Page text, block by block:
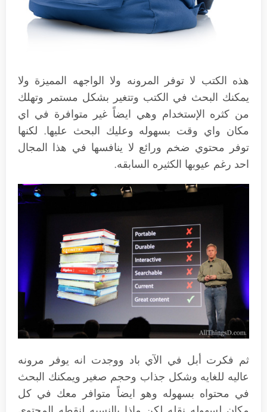
هذه الكتب لا توفر المرونه ولا الواجهه المميزة ولا
يمكنك البحث في الكتب وتتغير بشكل مستمر وتهلك
من كثره الإستخدام وهي ايضاً غير متوافرة في اي
مكان واي وقت بسهوله وعليك البحث عليها. لكنها
توفر محتوي ضخم ورائع لا ينافسها في هذا المجال
احد رغم عيوبها الكثيره السابقه.
ثم فكرت أبل في الآي باد ووجدت انه يوفر مرونه
عاليه للغايه وشكل جذاب وحجم صغير ويمكنك البحث
في محتواه بسهوله وهو ايضاً متوافر معك في كل